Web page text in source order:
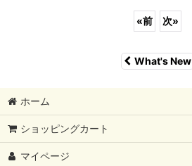
«前 次»
What's New
ホーム
ショッピングカート
マイページ